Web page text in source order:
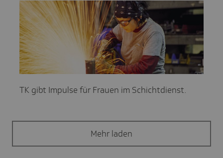
TK gibt Impulse für Frauen im Schichtdienst.
Mehr laden